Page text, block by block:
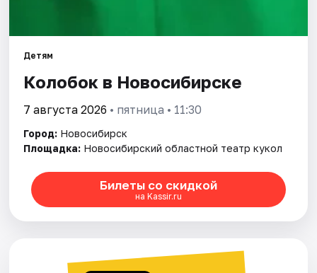
Детям
Колобок в Новосибирске
7 августа 2026 • пятница • 11:30
Город: Новосибирск
Площадка: Новосибирский областной театр кукол
Билеты со скидкой
на Kassir.ru